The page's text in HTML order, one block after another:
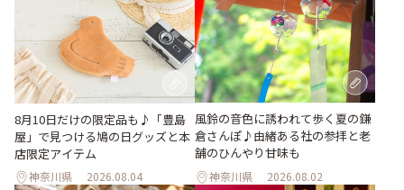
8月10日だけの限定品も♪「豊島
屋」で見つける鳩の日グッズと本
店限定アイテム
神奈川県 2026.08.04
風鈴の音色に誘われて歩く夏の鎌
倉さんぽ♪由緒ある社の参拝と老
舗のひんやり甘味も
神奈川県 2026.08.02